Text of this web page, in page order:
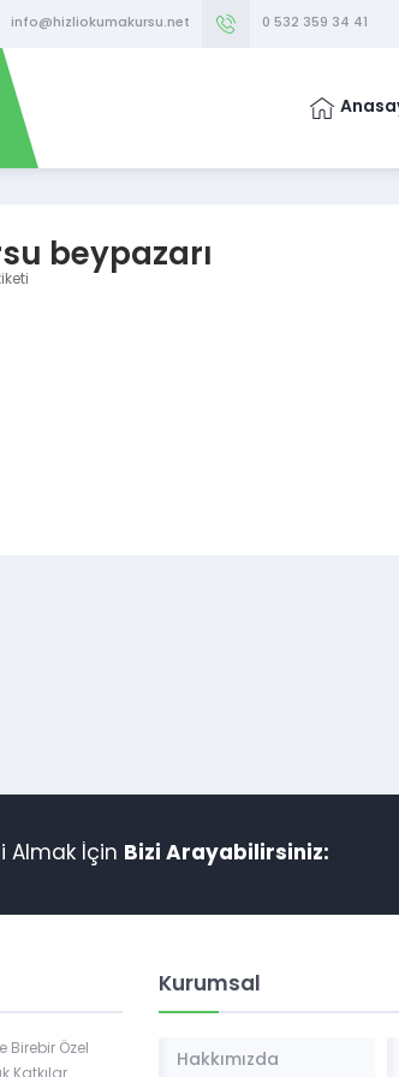
info@hizliokumakursu.net 0 532 359 34 41
beypazarı
Almak İçin Bizi Arayabilirsiniz:
Birebir Özel
Kurumsal
Hakkımızda